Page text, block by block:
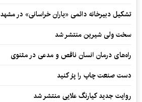
تشکیل دبیرخانه دائمی «یاران خراسانی» در مشهد
سخت ولی شیرین منتشر شد
راه‌های درمان انسان ناقص و مدعی در مثنوی
دست صنعت چاپ را پرُ کنید
روایت جدید کیارنگ علایی منتشر شد